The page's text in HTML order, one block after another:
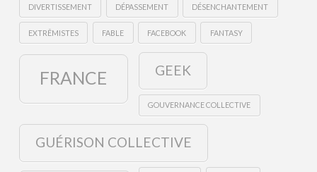
DIVERTISSEMENT DÉPASSEMENT DÉSENCHANTEMENT
EXTRÊMISTES FABLE FACEBOOK FANTASY
FRANCE GEEK
GOUVERNANCE COLLECTIVE
GUÉRISON COLLECTIVE